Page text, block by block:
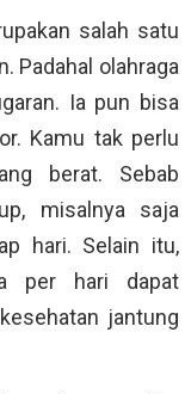
salah satu
Padahal olahraga
Ia pun bisa
Kamu tak perlu
berat. Sebab
misalnya saja
hari. Selain itu,
per hari dapat
jantung